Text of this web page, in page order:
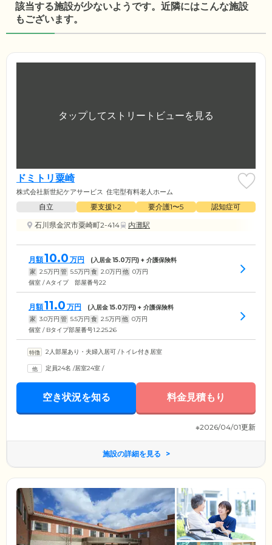
該当する施設が少ないようです。近隣にはこんな施設
もございます。
ドミトリ粟崎
株式会社新世紀ケアサービス 住宅型有料老人ホーム
自立 要支援1•2 要介護1〜5
認知症可
石川県金沢市粟崎町2-414
内灘駅
月額10.0 万円 (入居金15.0万円) + 介護保険料
家 2.5万円 管 5.5万円 食 2.0万円 他 0万円
個室 / Aタイプ 部屋番号22
月額11.0 万円 (入居金15.0万円) + 介護保険料
家 3.0万円 管 5.5万円 食 2.5万円 他 0万円
個室 / Bタイプ部屋番号1.2.25.26
2人部屋あり・夫婦入居可 /トイレ付き居室
定員24名 /居室24室 /
空き状況を知る 料金見積もり
※2026/04/01更新
施設の詳細を見る